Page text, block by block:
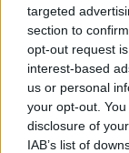
targeted
section to
opt-out request
interest-based
us or personal
your opt-out.
disclosure of
IAB’s list of